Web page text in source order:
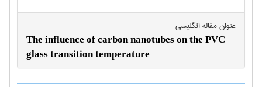
عنوان مقاله انگليسی
The influence of carbon nanotubes on the PVC
glass transition temperature